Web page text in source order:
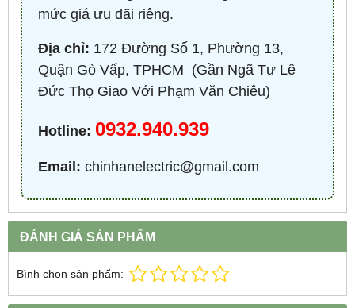
mức giá ưu đãi riêng.
Địa chỉ: 172 Đường Số 1, Phường 13,
Quận Gò Vấp, TPHCM ​ (Gần Ngã Tư Lê
Đức Thọ Giao Với Phạm Văn Chiêu)
Hotline: 0932.940.939
Email: chinhanelectric@gmail.com
ĐÁNH GIÁ SẢN PHẨM
Bình chọn sản phẩm: